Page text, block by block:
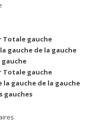
Totale gauche
gauche de la gauche
gauche
Totale gauche
la gauche de la gauche
gauches